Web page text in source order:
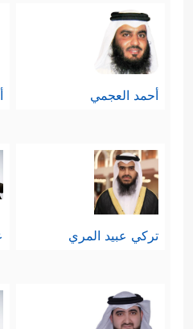
أحمد العجمي
تركي عبيد المري